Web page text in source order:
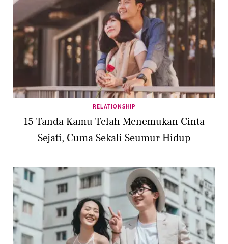
RELATIONSHIP
15 Tanda Kamu Telah Menemukan Cinta
Sejati, Cuma Sekali Seumur Hidup